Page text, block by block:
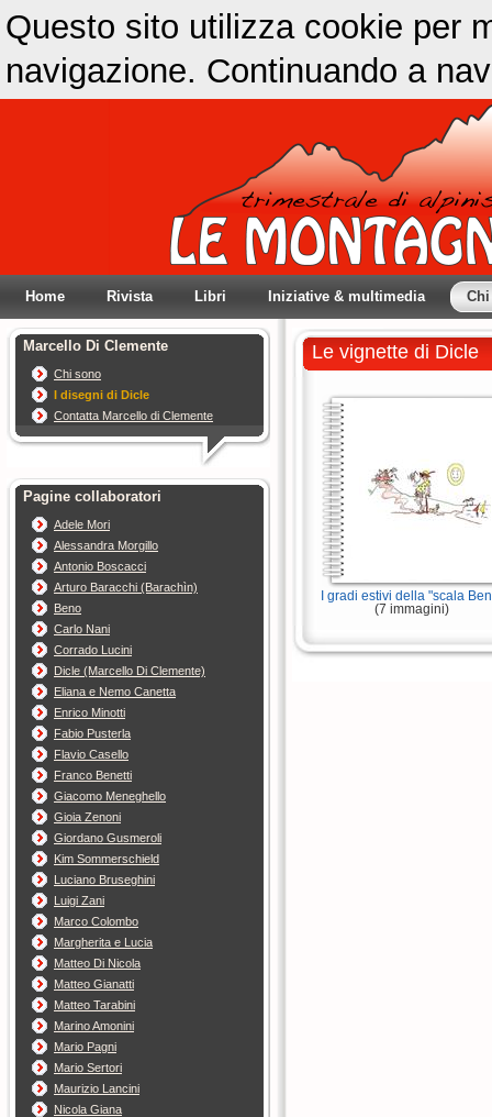
Questo sito utilizza cookie per
navigazione. Continuando a
Home Rivista Libri Iniziative & multimedia
Marcello Di Clemente
Chi sono
I disegni di Dicle
Contatta Marcello di Clemente
Pagine collaboratori
Adele Mori
Alessandra Morgillo
Antonio Boscacci
Arturo Baracchi (Barachìn)
Beno
Carlo Nani
Corrado Lucini
Dicle (Marcello Di Clemente)
Eliana e Nemo Canetta
Enrico Minotti
Fabio Pusterla
Flavio Casello
Franco Benetti
Giacomo Meneghello
Gioia Zenoni
Giordano Gusmeroli
Kim Sommerschield
Luciano Bruseghini
Luigi Zani
Marco Colombo
Margherita e Lucia
Matteo Di Nicola
Matteo Gianatti
Matteo Tarabini
Marino Amonini
Mario Pagni
Mario Sertori
Maurizio Lancini
Nicola Giana
Le vignette di Dicle
I gradi estivi della "scala
(7 immagini)